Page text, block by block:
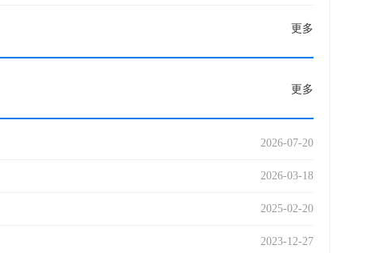
更多
更多
2026-07-20
2026-03-18
2025-02-20
2023-12-27